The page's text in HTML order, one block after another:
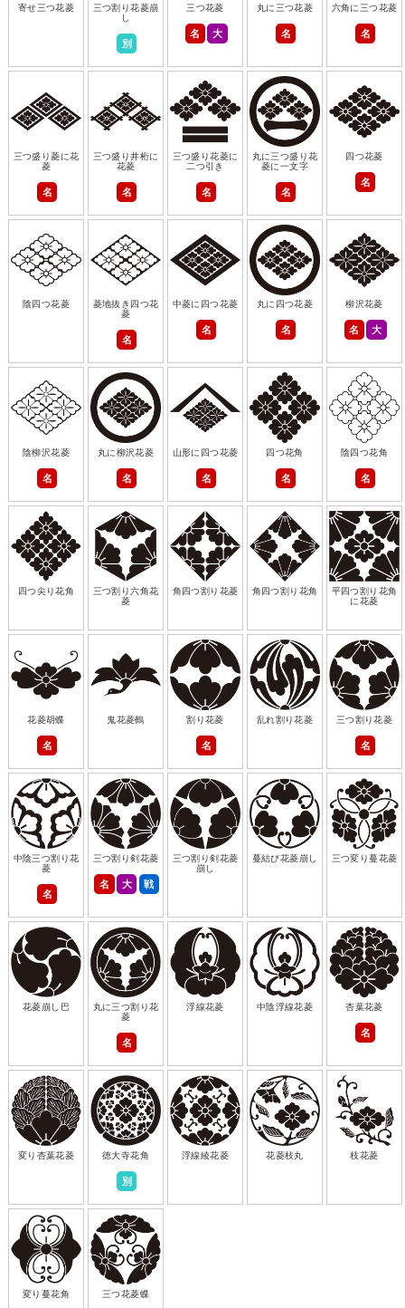
寄せ三つ花菱
三つ割り花菱崩
し
別
三つ花菱
名 大
丸に三つ花菱
名
六角に三つ花菱
名
三つ盛り菱に花
菱
名
三つ盛り井桁に
花菱
名
三つ盛り花菱に
二つ引き
名
丸に三つ盛り花
菱に一文字
名
四つ花菱
名
陰四つ花菱
菱地抜き四つ花
菱
名
中菱に四つ花菱
名
丸に四つ花菱
名
柳沢花菱
名 大
陰柳沢花菱
名
丸に柳沢花菱
名
山形に四つ花菱
名
四つ花角
名
陰四つ花角
名
四つ尖り花角
三つ割り六角花
菱
角四つ割り花菱 角四つ割り花角
平四つ割り花角
に花菱
花菱胡蝶
名
鬼花菱鶴 割り花菱
名
乱れ割り花菱 三つ割り花菱
名
中陰三つ割り花
菱
名
三つ割り剣花菱
名 大 戦
三つ割り剣花菱
崩し
蔓結び花菱崩し 三つ変り蔓花菱
花菱崩し巴
丸に三つ割り花
菱
名
浮線花菱 中陰浮線花菱 杏葉花菱
名
変り杏葉花菱 徳大寺花角
別
浮線綾花菱 花菱枝丸 枝花菱
変り蔓花角 三つ花菱蝶